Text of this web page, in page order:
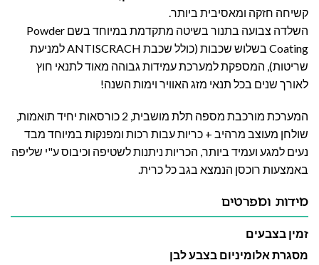
קשיחה חזקה ומאסיבית ביותר.
השלדה צבועה בתנור בשיטה מתקדמת במיוחד בשם Powder
Coating בשלוש שכבות (כולל שכבת ANTISCRACH למניעת
שריטות), המספקת למערכת עמידות גבוהה מאוד לתנאי חוץ
לאורך שנים בכל תנאי מזג האוויר וימות השנה!
המערכת מורכבת מספה תלת מושבית, 2 כורסאות יחיד תואמות,
שולחן מעוצב מרהיב + כריות עבות רכות ומפנקות במיוחד מבד
נעים למגע ועמיד ביותר, הכריות ניתנות לשטיפה וכיבוס ע"י שליפה
באמצעות רוכסן הנמצא בגב כל כרית.
מידות ומפרטים
זמין בצבעים
מסגרת אלומיניום בצבע לבן